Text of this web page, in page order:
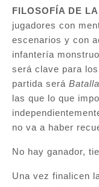
FILOSOFÍA DE
jugadores con
escenarios y con
infantería
será clave para
partida será
las que lo que
no va a haber
No hay ganador,
Una vez finalicen